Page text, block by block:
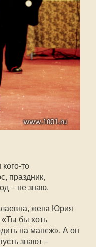
то
праздник,
– не знаю.
жена Юрия
«Ты бы хоть
на манеж». А он
знают –